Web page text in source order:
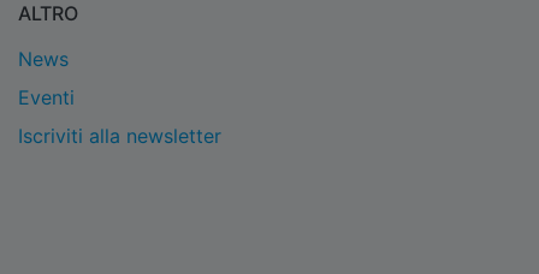
ALTRO
News
Eventi
Iscriviti alla newsletter